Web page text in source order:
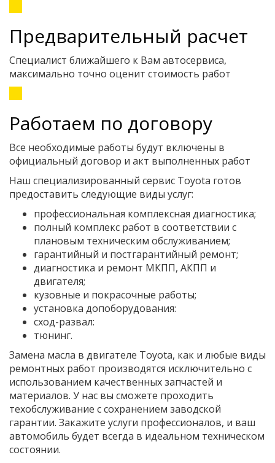
Предварительный расчет
Специалист ближайшего к Вам автосервиса,
максимально точно оценит стоимость работ
Работаем по договору
Все необходимые работы будут включены в
официальный договор и акт выполненных работ
Наш специализированный сервис Toyota готов
предоставить следующие виды услуг:
профессиональная комплексная диагностика;
полный комплекс работ в соответствии с
плановым техническим обслуживанием;
гарантийный и постгарантийный ремонт;
диагностика и ремонт МКПП, АКПП и
двигателя;
кузовные и покрасочные работы;
установка допоборудования:
сход-развал:
тюнинг.
Замена масла в двигателе Toyota, как и любые виды
ремонтных работ производятся исключительно с
использованием качественных запчастей и
материалов. У нас вы сможете проходить
техобслуживание с сохранением заводской
гарантии. Закажите услуги профессионалов, и ваш
автомобиль будет всегда в идеальном техническом
состоянии.